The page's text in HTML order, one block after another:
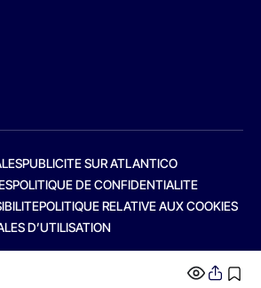
PUBLICITE SUR ATLANTICO
POLITIQUE DE CONFIDENTIALITE
POLITIQUE RELATIVE AUX COOKIES
D’UTILISATION